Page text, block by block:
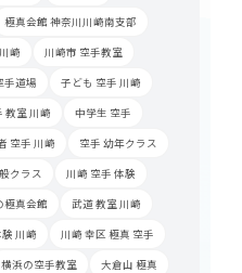
極真会館 神奈川川崎南支部
崎
川崎市 空手教室
手道場
子ども 空手 川崎
教室 川崎
中学生 空手
空手 川崎
空手 幼年クラス
クラス
川崎 空手 体験
極真会館
武道 教室 川崎
川崎
川崎 幸区 極真 空手
横浜の空手教室
大倉山 極真